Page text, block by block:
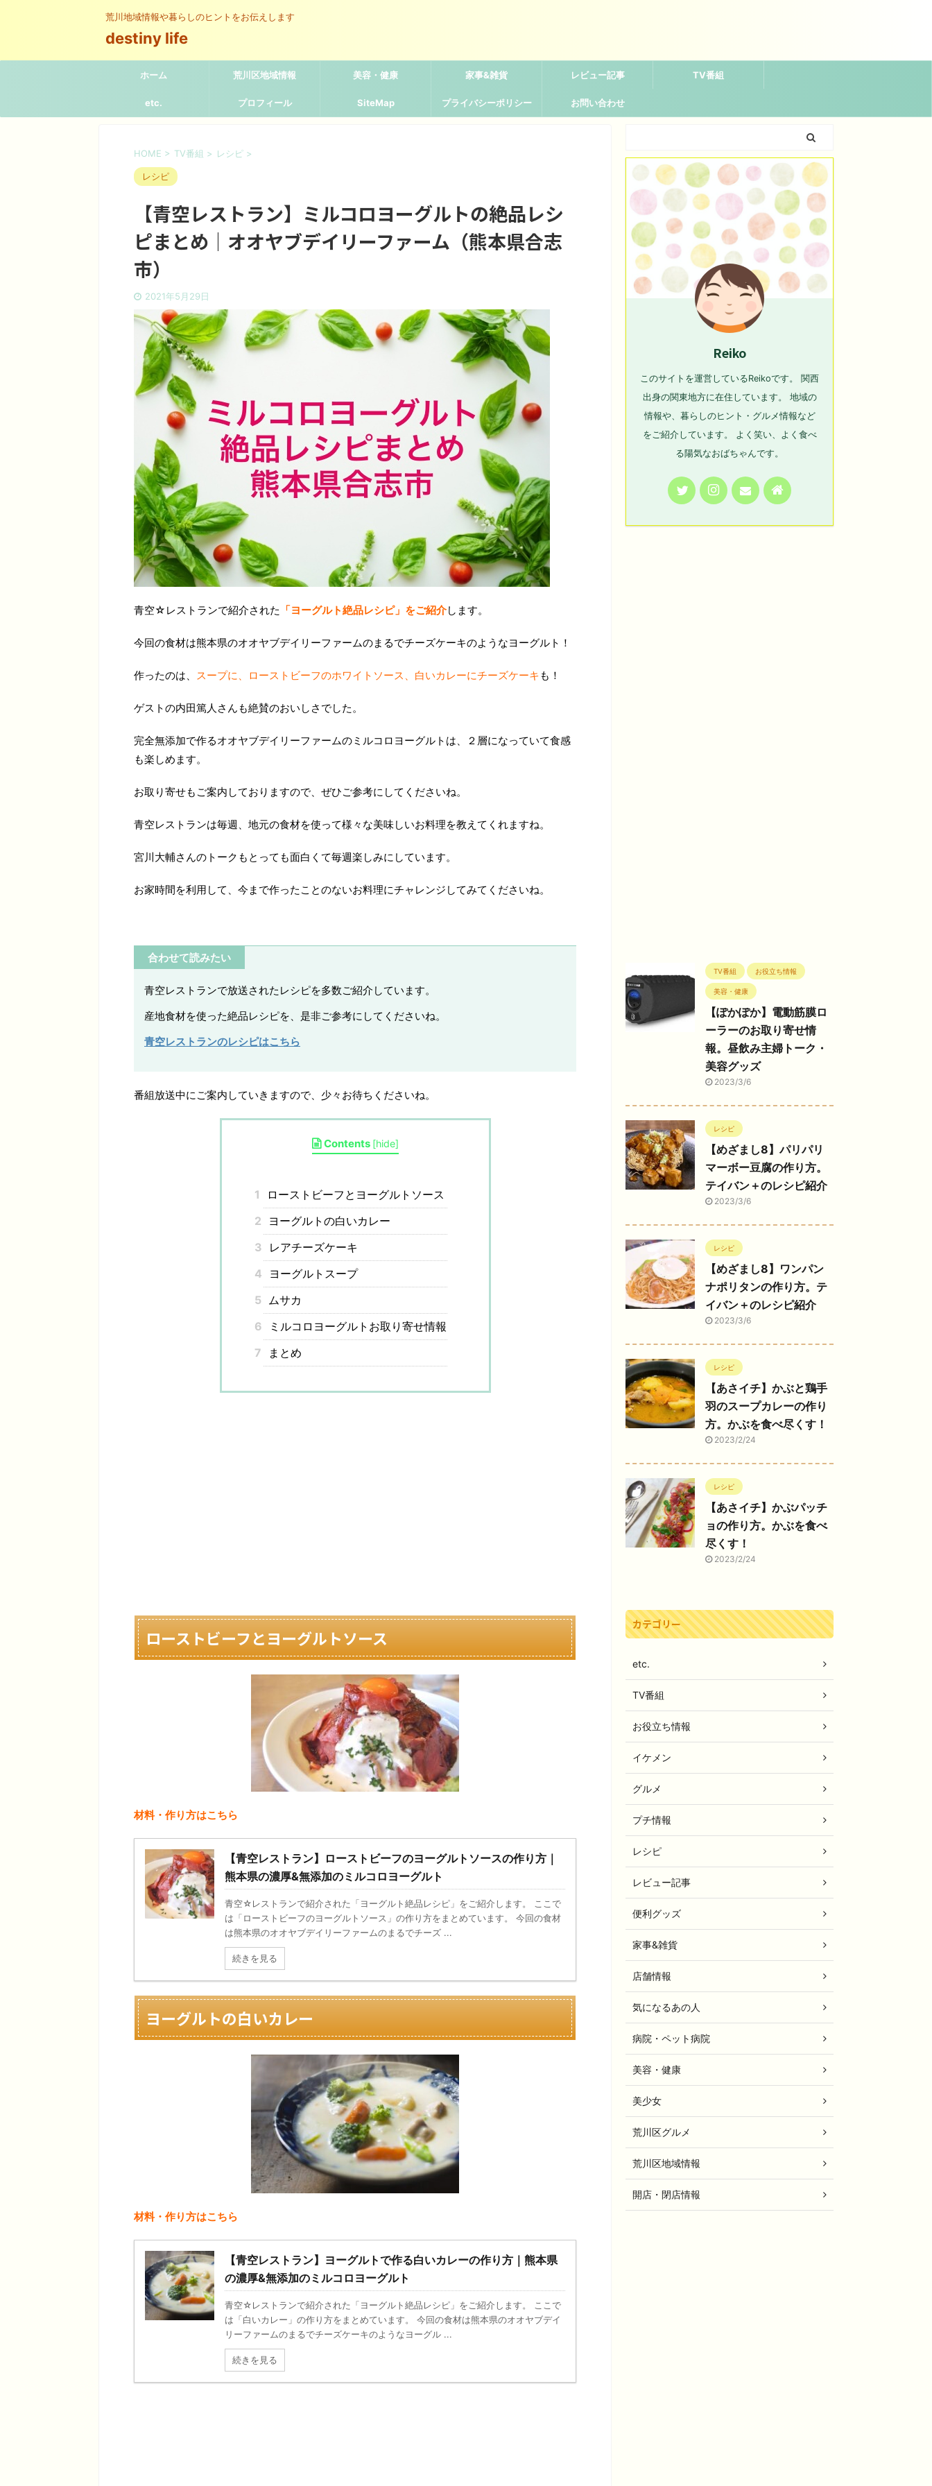
荒川地域情報や暮らしのヒントをお伝えします
destiny life
ホーム 荒川区地域情報 美容・健康 家事&雑貨 レビュー記事 TV番組
etc. プロフィール SiteMap プライバシーポリシー お問い合わせ
HOME > TV番組 > レシピ >
レシピ
【青空レストラン】ミルコロヨーグルトの絶品レシ
ピまとめ｜オオヤブデイリーファーム（熊本県合志
市）
2021年5月29日
青空☆レストランで紹介された 「ヨーグルト絶品レシピ」をご紹介します。
今回の食材は熊本県のオオヤブデイリーファームのまるでチーズケーキのようなヨーグルト！
作ったのは、 スープに、ローストビーフのホワイトソース、白いカレーにチーズケーキも！
ゲストの内田篤人さんも絶賛のおいしさでした。
完全無添加で作るオオヤブデイリーファームのミルコロヨーグルトは、２層になっていて食感
も楽しめます。
お取り寄せもご案内しておりますので、ぜひご参考にしてくださいね。
青空レストランは毎週、地元の食材を使って様々な美味しいお料理を教えてくれますね。
宮川大輔さんのトークもとっても面白くて毎週楽しみにしています。
お家時間を利用して、今まで作ったことのないお料理にチャレンジしてみてくださいね。
合わせて読みたい
青空レストランで放送されたレシピを多数ご紹介しています。
産地食材を使った絶品レシピを、是非ご参考にしてくださいね。
青空レストランのレシピはこちら
番組放送中にご案内していきますので、少々お待ちくださいね。
Contents [hide]
1
ローストビーフとヨーグルトソース
2
ヨーグルトの白いカレー
3
レアチーズケーキ
4
ヨーグルトスープ
5 ムサカ
6
ミルコロヨーグルトお取り寄せ情報
7
まとめ
ローストビーフとヨーグルトソース
材料・作り方はこちら
【青空レストラン】ローストビーフのヨーグルトソースの作り方｜
熊本県の濃厚&無添加のミルコロヨーグルト
青空☆レストランで紹介された「ヨーグルト絶品レシピ」をご紹介します。 ここで
は「ローストビーフのヨーグルトソース」の作り方をまとめています。 今回の食材
は熊本県のオオヤブデイリーファームのまるでチーズ ...
続きを見る
ヨーグルトの白いカレー
材料・作り方はこちら
【青空レストラン】ヨーグルトで作る白いカレーの作り方｜熊本県
の濃厚&無添加のミルコロヨーグルト
青空☆レストランで紹介された「ヨーグルト絶品レシピ」をご紹介します。 ここで
は「白いカレー」の作り方をまとめています。 今回の食材は熊本県のオオヤブデイ
リーファームのまるでチーズケーキのようなヨーグル ...
続きを見る
Reiko
このサイトを運営しているReikoです。 関西
出身の関東地方に在住しています。 地域の
情報や、暮らしのヒント・グルメ情報など
をご紹介しています。 よく笑い、よく食べ
る陽気なおばちゃんです。
TV番組 お役立ち情報
美容・健康
【ぽかぽか】電動筋膜ロ
ーラーのお取り寄せ情
報。昼飲み主婦トーク・
美容グッズ
2023/3/6
レシピ
【めざまし8】パリパリ
マーボー豆腐の作り方。
テイバン＋のレシピ紹介
2023/3/6
レシピ
【めざまし8】ワンパン
ナポリタンの作り方。テ
イバン＋のレシピ紹介
2023/3/6
レシピ
【あさイチ】かぶと鶏手
羽のスープカレーの作り
方。かぶを食べ尽くす！
2023/2/24
レシピ
【あさイチ】かぶパッチ
ョの作り方。かぶを食べ
尽くす！
2023/2/24
カテゴリー
etc.
TV番組
お役立ち情報
イケメン
グルメ
プチ情報
レシピ
レビュー記事
便利グッズ
家事&雑貨
店舗情報
気になるあの人
病院・ペット病院
美容・健康
美少女
荒川区グルメ
荒川区地域情報
開店・閉店情報